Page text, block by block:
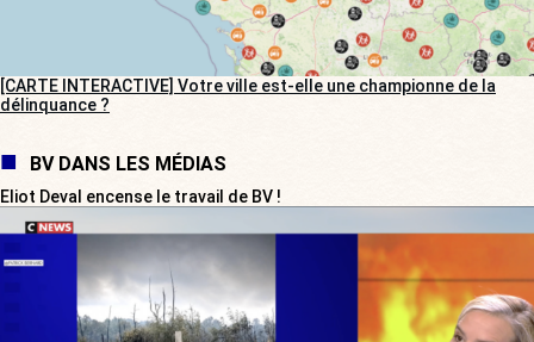
[CARTE INTERACTIVE] Votre ville est-elle une championne de la
délinquance ?
BV DANS LES MÉDIAS
Eliot Deval encense le travail de BV !